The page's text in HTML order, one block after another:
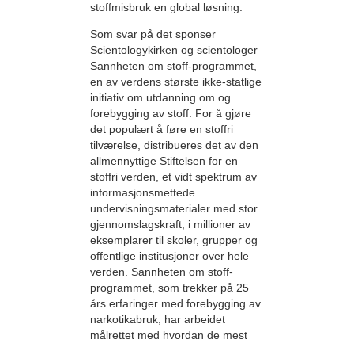
stoffmisbruk en global løsning.
Som svar på det sponser
Scientologykirken og scientologer
Sannheten om stoff-programmet,
en av verdens største ikke-statlige
initiativ om utdanning om og
forebygging av stoff. For å gjøre
det populært å føre en stoffri
tilværelse, distribueres det av den
allmennyttige Stiftelsen for en
stoffri verden, et vidt spektrum av
informasjonsmettede
undervisningsmaterialer med stor
gjennomslags­kraft, i millioner av
eksemplarer til skoler, grupper og
offentlige institusjoner over hele
verden. Sannheten om stoff-
programmet, som trekker på 25
års erfaringer med forebygging av
narkotikabruk, har arbeidet
målrettet med hvordan de mest